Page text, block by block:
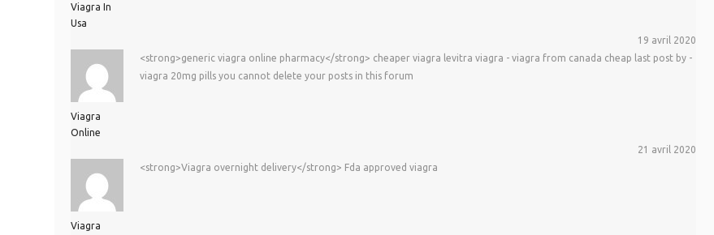
Viagra In
Usa
19 avril 2020
Viagra
Online
<strong>generic viagra online pharmacy</strong> cheaper viagra levitra viagra - viagra from canada cheap last post by -
viagra 20mg pills you cannot delete your posts in this forum
21 avril 2020
Viagra
<strong>Viagra overnight delivery</strong> Fda approved viagra